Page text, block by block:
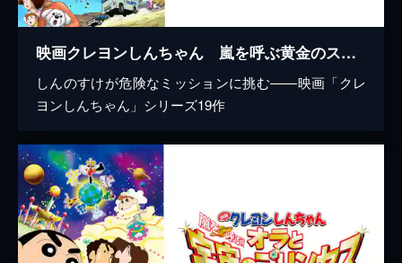
映画クレヨンしんちゃん 嵐を呼ぶ黄金のスパイ大作戦
しんのすけが危険なミッションに挑む――映画「クレ
ヨンしんちゃん」シリーズ19作